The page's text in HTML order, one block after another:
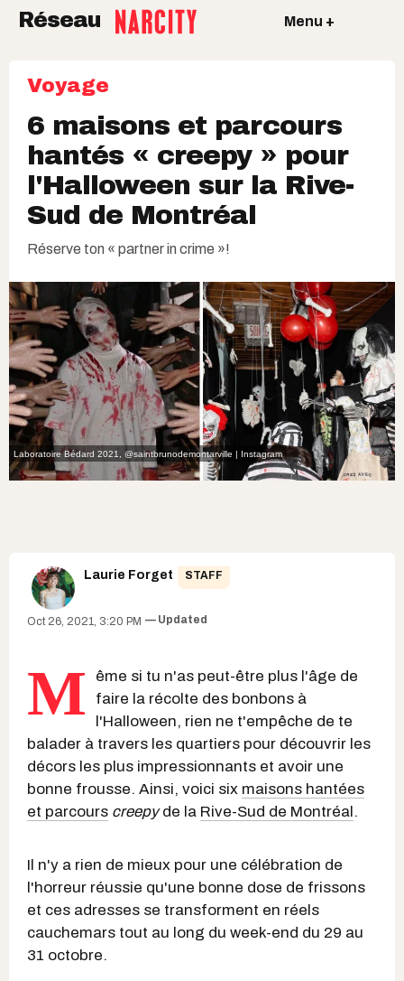
Réseau Menu +
Voyage
6 maisons et parcours
hantés « creepy » pour
l'Halloween sur la Rive-
Sud de Montréal
Réserve ton « partner in crime »!
Laboratoire Bédard 2021 @saintbrunodemontarville | Instagram
Laurie Forget STAFF
Oct 26, 2021, 3:20 PM Updated
M
ême si tu n'as peut-être plus l'âge de
faire la récolte des bonbons à
l'Halloween, rien ne t'empêche de te
balader à travers les quartiers pour découvrir les
décors les plus impressionnants et avoir une
bonne frousse. Ainsi, voici six maisons hantées
et parcours creepyde la Rive-Sud de Montréal.
Il n'y a rien de mieux pour une célébration de
l'horreur réussie qu'une bonne dose de frissons
et ces adresses se transforment en réels
cauchemars tout au long du week-end du 29 au
31 octobre.